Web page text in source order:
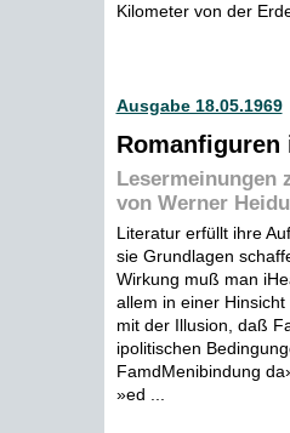
Kilometer von der
Ausgabe 18.05.1969
Romanfiguren
Lesermeinungen
von Werner
Literatur erfüllt ihre
sie Grundlagen
Wirkung muß man
allem in einer
mit der Illusion, daß
ipolitischen
FamdMenibindung
»ed ...